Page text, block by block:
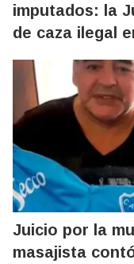
imputados: la
de caza ilegal
Juicio por la
masajista